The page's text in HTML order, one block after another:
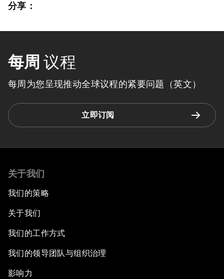
分享：
每周 议程
每周为您呈现推动全球议程的紧要问题（英文）
立即订阅
关于我们
我们的策略
关于我们
我们的工作方式
我们的领导团队与组织治理
影响力